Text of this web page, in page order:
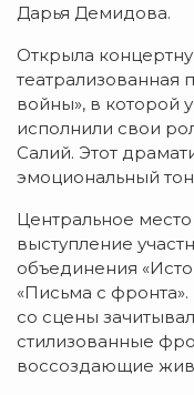
Дарья Демидова.
Открыла
театрализованная
войны», в которой
исполнили свои
Салий. Этот
эмоциональный
Центральное
выступление
объединения
«Письма с
со сцены
стилизованные
воссоздающие